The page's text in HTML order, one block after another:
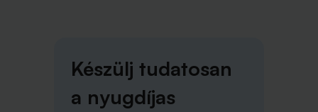
Készülj tudatosan
a nyugdíjas